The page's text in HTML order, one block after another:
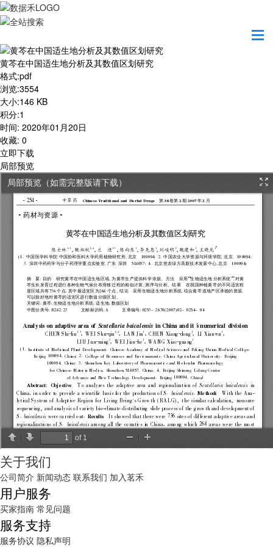
黄芩在中国适生地分析及其数值区划研究
格式:pdf
浏览:3554
大小:146 KB
积分:1
时间: 2020年01月20日
收藏: 0
立即下载
局部预览
关于我们
公司简介 新闻动态 联系我们 加入茗禾
用户服务
买家指南 常见问题
服务支持
服务协议 隐私声明